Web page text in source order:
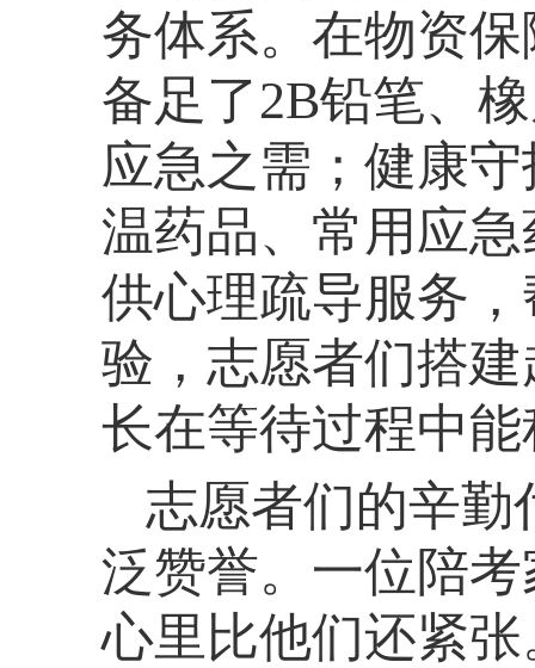
务体系。在物资
备足了2B铅笔、
应急之需；健康
温药品、常用应
供心理疏导服务
验，志愿者们搭
长在等待过程中
志愿者们的辛勤
泛赞誉。一位陪
心里比他们还紧